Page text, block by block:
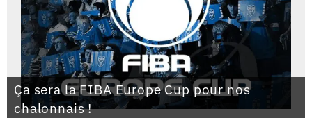
Ça sera la FIBA Europe Cup pour nos
chalonnais !